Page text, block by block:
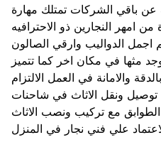
عن باقي الشركات تمتلك مهارة
امهر النجارين ذو الاحترافيه
اجمل الدواليب وارقي الصالون
مثها في مكان اخر كما تتميز
والامانة في العمل الالتزام
توصيل ونقل الاثاث في شاحنات
مع تركيب ونصب الاثاث